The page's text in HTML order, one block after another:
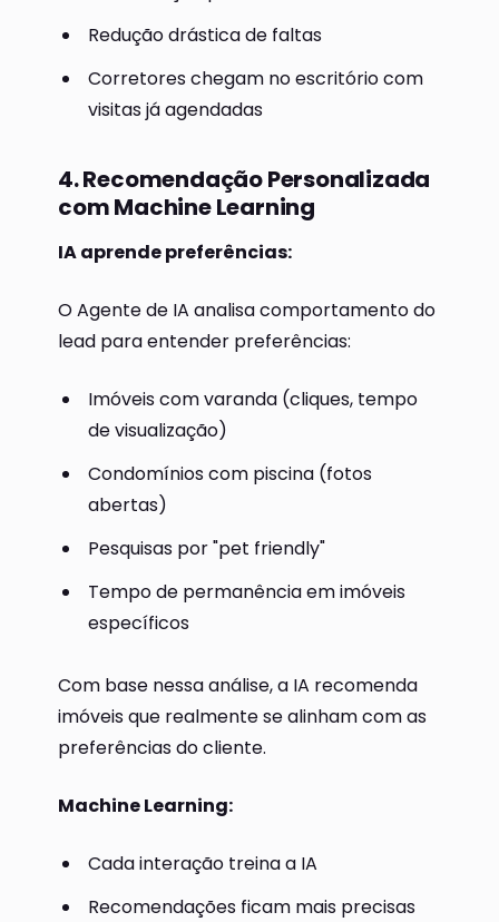
Redução drástica de faltas
Corretores chegam no escritório com
visitas já agendadas
4. Recomendação Personalizada
com Machine Learning
IA aprende preferências:
O Agente de IA analisa comportamento do
lead para entender preferências:
Imóveis com varanda (cliques, tempo
de visualização)
Condomínios com piscina (fotos
abertas)
Pesquisas por "pet friendly"
Tempo de permanência em imóveis
específicos
Com base nessa análise, a IA recomenda
imóveis que realmente se alinham com as
preferências do cliente.
Machine Learning:
Cada interação treina a IA
Recomendações ficam mais precisas